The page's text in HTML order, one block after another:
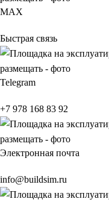
МАХ
Быстрая связь
Telegram
+7 978 168 83 92
Электронная почта
info@buildsim.ru